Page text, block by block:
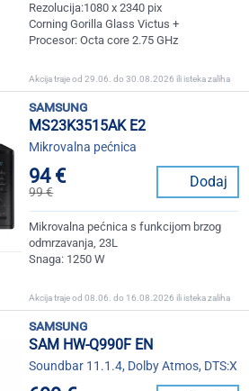
Rezolucija:1080 x 2340 pix
Corning Gorilla Glass Victus +
Procesor: Octa core 2.75 GHz
Akcija traje od 29.06. do 30.08.2026 ili isteka zaliha
samsung
MS23K3515AK E2
Mikrovalna pećnica
94 €
99 €
Dodaj
Mikrovalna pećnica s funkcijom brzog
odmrzavanja, 23L
Snaga: 1250 W
Akcija traje od 08.06. do 16.08.2026 ili isteka zaliha
samsung
SAM HW-Q990F EN
Soundbar 11.1.4, Dolby Atmos, DTS:X